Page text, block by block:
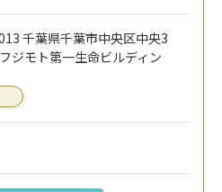
千葉県千葉市中央区中央3
ジモト第一生命ビルディン